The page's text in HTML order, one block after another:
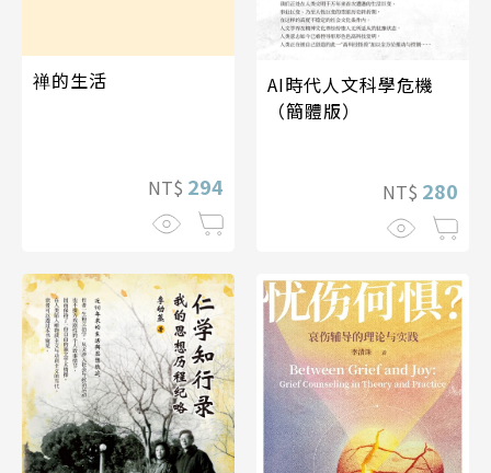
禅的生活
NT$ 294
AI時代人文科學危機
（簡體版）
NT$ 280